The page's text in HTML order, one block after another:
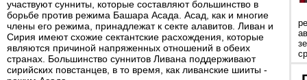
участвуют сунниты, которые составляют большинство в
борьбе против режима Башара Асада. Асад, как и многие
члены его режима, принадлежат к секте алавитов. Ливан и
Сирия имеют схожие сектантские расхождения, которые
являются причиной напряженных отношений в обеих
странах. Большинство суннитов Ливана поддерживают
сирийских повстанцев, в то время, как ливанские шииты -